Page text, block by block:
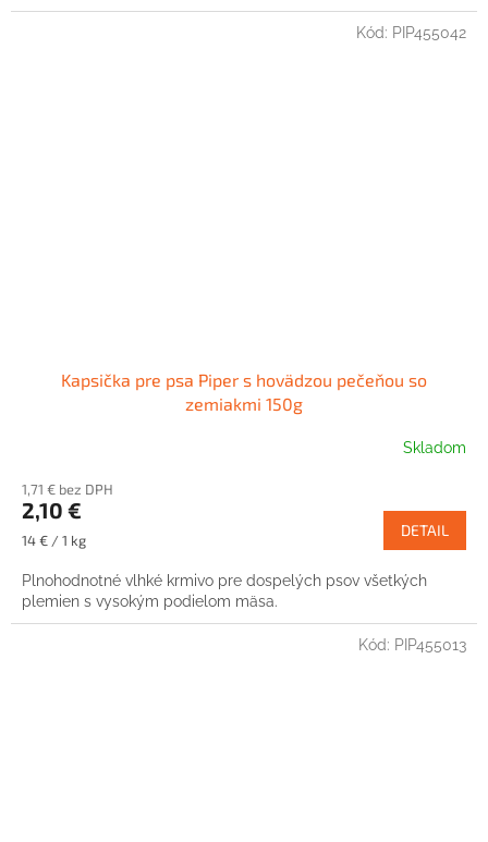
Kapsička pre psa Piper s hovädzou pečeňou so
zemiakmi 150g
Skladom
1,71 € bez DPH
2,10 €
Jednotková
14 € / 1 kg
DETAIL
Plnohodnotné vlhké krmivo pre dospelých psov všetkých
plemien s vysokým podielom mäsa.
Kód: PIP455042
Kód: PIP455013